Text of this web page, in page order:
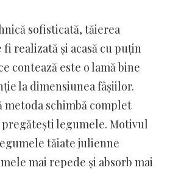
sofisticată, tăierea
realizată și acasă cu puțin
contează este o lamă bine
la dimensiunea fâșiilor.
metoda schimbă complet
legumele. Motivul
tăiate julienne
mai repede și absorb mai